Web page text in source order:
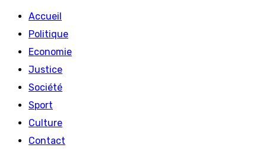
Accueil
Politique
Economie
Justice
Société
Sport
Culture
Contact